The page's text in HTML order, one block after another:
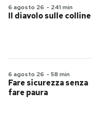
6 agosto 26 - 241 min
Il diavolo sulle colline
6 agosto 26 - 58 min
Fare sicurezza senza
fare paura